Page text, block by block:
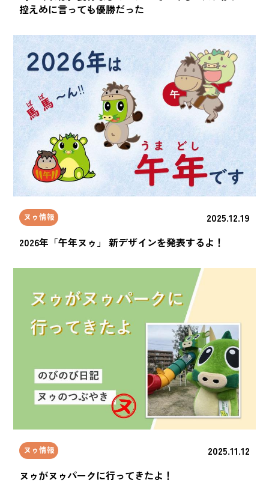
控えめに言っても優勝だった
ヌゥ情報
2025.12.19
2026年「午年ヌゥ」 新デザインを発表するよ！
ヌゥ情報
2025.11.12
ヌゥがヌゥパークに行ってきたよ！